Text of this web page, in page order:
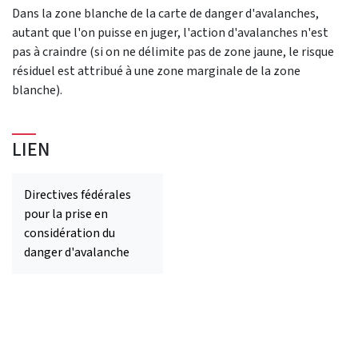
Dans la zone blanche de la carte de danger d'avalanches,
autant que l'on puisse en juger, l'action d'avalanches n'est
pas à craindre (si on ne délimite pas de zone jaune, le risque
résiduel est attribué à une zone marginale de la zone
blanche).
LIEN
Directives fédérales
pour la prise en
considération du
danger d'avalanche